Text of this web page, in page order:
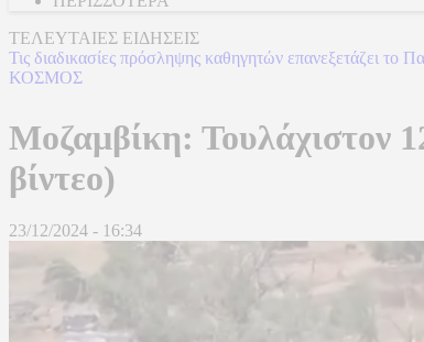
ΤΕΛΕΥΤΑΙΕΣ ΕΙΔΗΣΕΙΣ
Τις διαδικασίες πρόσληψης καθηγητών επανεξετάζει το
ΚΟΣΜΟΣ
Μοζαμβίκη: Τουλάχιστον
βίντεο)
23/12/2024 - 16:34